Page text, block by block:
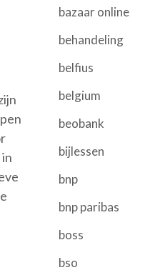
bazaar online
behandeling
belfius
belgium
beobank
bijlessen
bnp
bnp paribas
boss
bso